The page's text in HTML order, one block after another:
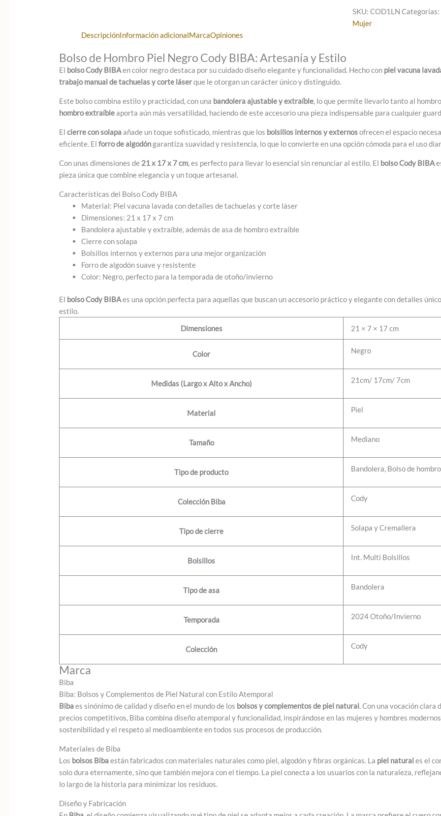
SKU:COD1LN Categorías:
Mujer
DescripciónInformación adicionalMarcaOpiniones
Bolso de Hombro Piel Negro Cody BIBA: Artesanía y Estilo
El bolso Cody BIBAen color negro destaca por su cuidado diseño elegante y funcionalidad. Hecho con piel vacuna
trabajo manual de tachuelas y corte láserque le otorgan un carácter único y distinguido.
Este bolso combina estilo y practicidad, con una bandolera ajustable y extraíble, lo que permite llevarlo tanto al
hombro extraíbleaporta aún más versatilidad, haciendo de este accesorio una pieza indispensable para cualquier
Elcierre con solapaañade un toque sofisticado, mientras que los bolsillos internos y externosofrecen el espacio
eficiente. Elforro de algodóngarantiza suavidad y resistencia, lo que lo convierte en una opción cómoda para el uso
Con unas dimensiones de 21 x 17 x 7 cm, es perfecto para llevar lo esencial sin renunciar al estilo. El bolso Cody BIBA
pieza única que combine elegancia y un toque artesanal.
Características del Bolso Cody BIBA
Material: Piel vacuna lavada con detalles de tachuelas y corte láser
Dimensiones: 21 x 17 x 7 cm
Bandolera ajustable y extraíble, además de asa de hombro extraíble
Cierre con solapa
Bolsillos internos y externos para una mejor organización
Forro de algodón suave y resistente
Color: Negro, perfecto para la temporada de otoño/invierno
El bolso Cody BIBAes una opción perfecta para aquellas que buscan un accesorio práctico y elegante con detalles
estilo.
Dimensiones
21 × 7 × 17 cm
Color Negro
Medidas (Largo x Alto x Ancho) 21cm/ 17cm/ 7cm
Material Piel
Tamaño Mediano
Tipo de producto Bandolera, Bolso de hombro
Colección Biba Cody
Tipo de cierre Solapa y Cremallera
Bolsillos Int. Multi Bolsillos
Tipo de asa Bandolera
Temporada 2024 Otoño/Invierno
Colección Cody
Marca
Biba
Biba: Bolsos y Complementos de Piel Natural con Estilo Atemporal
Bibaes sinónimo de calidad y diseño en el mundo de los bolsos y complementos de piel natural. Con una vocación clara
precios competitivos, Biba combina diseño atemporal y funcionalidad, inspirándose en las mujeres y hombres
sostenibilidad y el respeto al medioambiente en todos sus procesos de producción.
Materiales de Biba
Los bolsos Bibaestán fabricados con materiales naturales como piel, algodón y fibras orgánicas. La piel naturales el
solo dura eternamente, sino que también mejora con el tiempo. La piel conecta a los usuarios con la naturaleza,
lo largo de la historia para minimizar los residuos.
Diseño y Fabricación